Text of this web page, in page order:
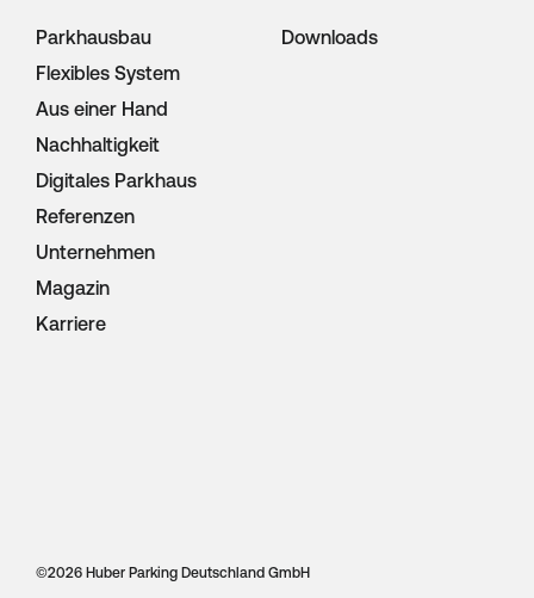
Parkhausbau
Flexibles System
Aus einer Hand
Nachhaltigkeit
Digitales Parkhaus
Referenzen
Unternehmen
Magazin
Karriere
Downloads
©2026 Huber Parking Deutschland GmbH